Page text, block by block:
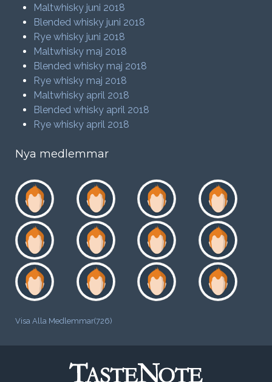
Maltwhisky juni 2018
Blended whisky juni 2018
Rye whisky juni 2018
Maltwhisky maj 2018
Blended whisky maj 2018
Rye whisky maj 2018
Maltwhisky april 2018
Blended whisky april 2018
Rye whisky april 2018
Nya medlemmar
Visa Alla Medlemmar(726)